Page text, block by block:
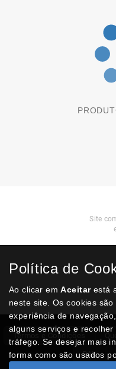
Site
Termos e Condições
RAL
Política de
Ao clicar emAceitarestá
neste site. Os cookies
experiência de
alguns serviços e
tráfego. Se desejar mais
forma como são usados